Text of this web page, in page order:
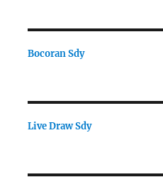
Bocoran Sdy
Live Draw Sdy